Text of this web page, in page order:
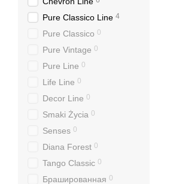
Pure Classico Line 4
Pure Classico 0
Pure Vintage 0
Pure Line 0
Life Line 0
Decor Line 0
Smaki Życia 0
Senses 0
Diana Forest 0
Tango Classic 0
Брашированная 0